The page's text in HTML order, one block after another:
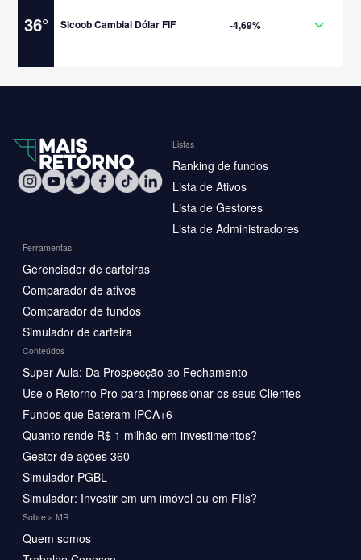
36° Sicoob Cambial Dólar FIF -4,69%
Listas
Ranking de fundos
Lista de Ativos
Lista de Gestores
Lista de Administradores
Ferramentas
Gerenciador de carteiras
Comparador de ativos
Comparador de fundos
Simulador de carteira
Conteúdos
Super Aula: Da Prospecção ao Fechamento
Use o Retorno Pro para impressionar os seus Clientes
Fundos que Bateram IPCA+6
Quanto rende R$ 1 milhão em investimentos?
Gestor de ações 360
Simulador PGBL
Simulador: Investir em um imóvel ou em FIIs?
Sobre a MR
Quem somos